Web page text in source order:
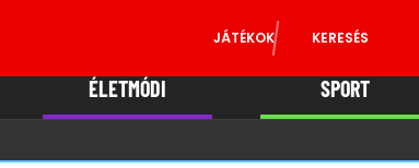
JÁTÉKOK KERESÉS
ÉLETMÓDI SPORT